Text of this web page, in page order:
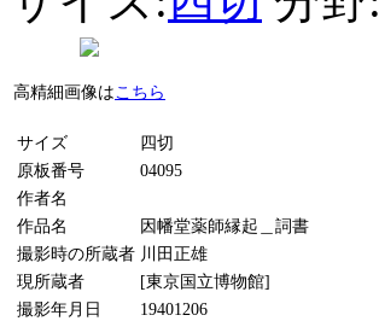
高精細画像はこちら
サイズ
四切
原板番号
04095
作者名
作品名
因幡堂薬師縁起＿詞書
撮影時の所蔵者 川田正雄
現所蔵者
[東京国立博物館]
撮影年月日
19401206